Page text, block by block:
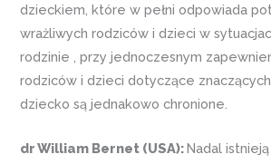
dzieckiem, które w pełni odpowiada
wrażliwych rodziców i dzieci w
rodzinie , przy jednoczesnym
rodziców i dzieci dotyczące
dziecko są jednakowo chronione.
dr William Bernet (USA):Nadal